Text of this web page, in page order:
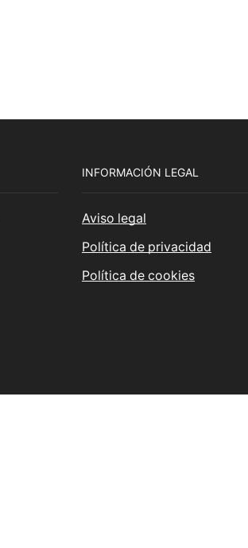
INFORMACIÓN LEGAL
Aviso legal
Política de privacidad
Política de cookies